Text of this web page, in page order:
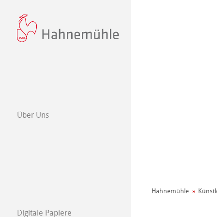
Über Uns
Engagement -
Digitale Papiere
Hahnemühle